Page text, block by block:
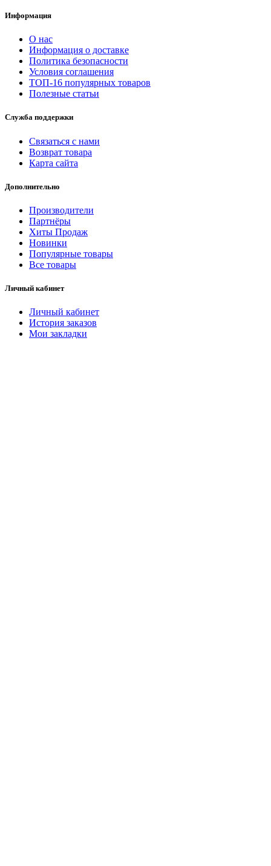
Информация
О нас
Информация о доставке
Политика безопасности
Условия соглашения
ТОП-16 популярных товаров
Полезные статьи
Служба поддержки
Связаться с нами
Возврат товара
Карта сайта
Дополнительно
Производители
Партнёры
Хиты Продаж
Новинки
Популярные товары
Все товары
Личный кабинет
Личный кабинет
История заказов
Мои закладки